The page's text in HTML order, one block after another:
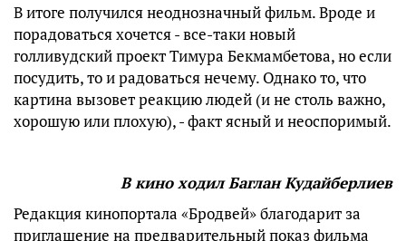
В итоге получился неоднозначный фильм. Вроде и
порадоваться хочется - все-таки новый
голливудский проект Тимура Бекмамбетова, но если
посудить, то и радоваться нечему. Однако то, что
картина вызовет реакцию людей (и не столь важно,
хорошую или плохую), - факт ясный и неоспоримый.
В кино ходил Баглан Кудайберлиев
Редакция кинопортала «Бродвей» благодарит за
приглашение на предварительный показ фильма